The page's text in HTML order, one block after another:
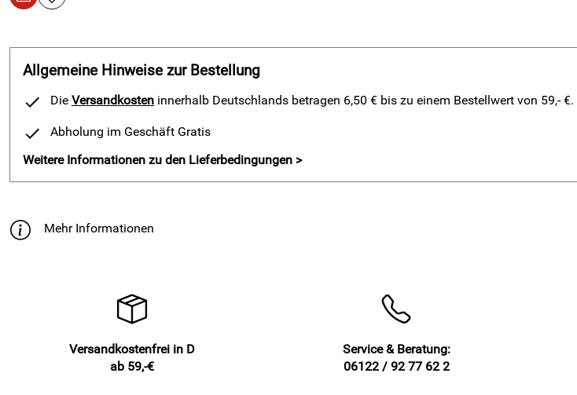
Allgemeine Hinweise zur Bestellung
Die Versandkosten innerhalb Deutschlands betragen 6,50 € bis zu einem Bestellwert von 59,- €.
Abholung im Geschäft Gratis
Weitere Informationen zu den Lieferbedingungen >
Mehr Informationen
Versandkostenfrei in D
ab 59,-€
Service & Beratung:
06122 / 92 77 62 2